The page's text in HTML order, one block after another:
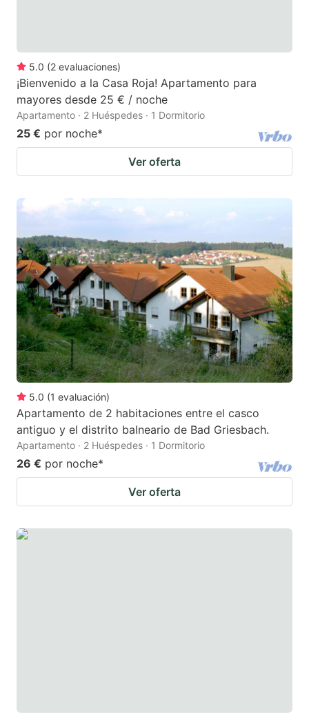
5.0 (2 evaluaciones)
¡Bienvenido a la Casa Roja! Apartamento para
mayores desde 25 € / noche
Apartamento · 2 Huéspedes · 1 Dormitorio
25 € por noche*
Ver oferta
5.0 (1 evaluación)
Apartamento de 2 habitaciones entre el casco
antiguo y el distrito balneario de Bad Griesbach.
Apartamento · 2 Huéspedes · 1 Dormitorio
26 € por noche*
Ver oferta